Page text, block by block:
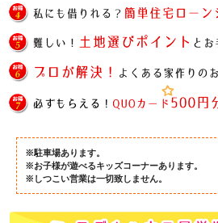
※駐車場あります。
※お子様が遊べるキッズコーナーあります。
※しつこい営業は一切致しません。